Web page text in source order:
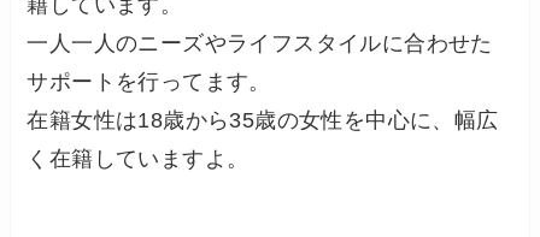
籍しています。
一人一人のニーズやライフスタイルに合わせた
サポートを行ってます。
在籍女性は18歳から35歳の女性を中心に、幅広
く在籍していますよ。